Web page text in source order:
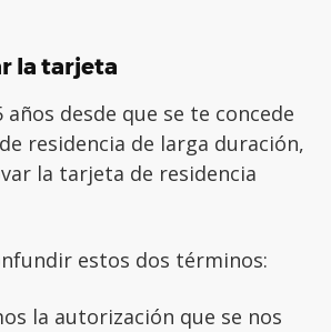
la tarjeta
años desde que se te concede
residencia de larga duración,
la tarjeta de residencia
estos dos términos:
la autorización que se nos